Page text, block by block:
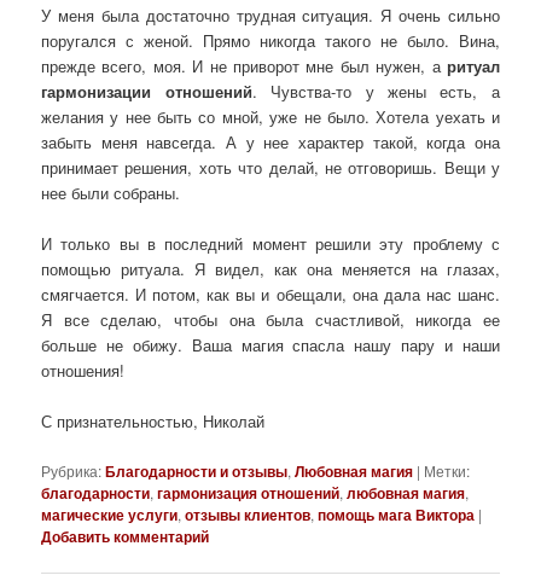
У меня была достаточно трудная ситуация. Я очень сильно
поругался с женой. Прямо никогда такого не было. Вина,
прежде всего, моя. И не приворот мне был нужен, а ритуал
гармонизации отношений. Чувства-то у жены есть, а
желания у нее быть со мной, уже не было. Хотела уехать и
забыть меня навсегда. А у нее характер такой, когда она
принимает решения, хоть что делай, не отговоришь. Вещи у
нее были собраны.
И только вы в последний момент решили эту проблему с
помощью ритуала. Я видел, как она меняется на глазах,
смягчается. И потом, как вы и обещали, она дала нас шанс.
Я все сделаю, чтобы она была счастливой, никогда ее
больше не обижу. Ваша магия спасла нашу пару и наши
отношения!
С признательностью, Николай
Рубрика:Благодарности и отзывы,Любовная магия | Метки:
благодарности,гармонизация отношений,любовная магия,
магические услуги,отзывы клиентов,помощь мага Виктора |
Добавить комментарий